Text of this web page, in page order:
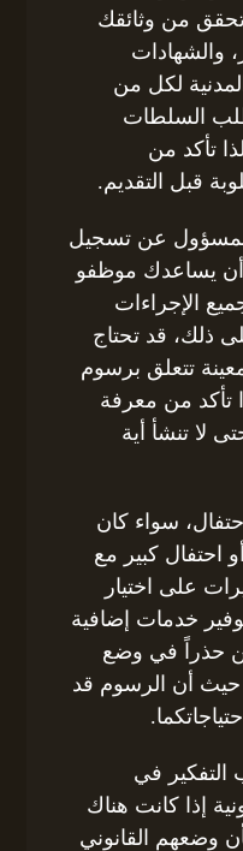
تحقق من وثائقك
والشهادات
لكل من
السلطات
تأكد من
قبل التقديم.
المسؤول عن تسجيل
يساعدك موظفو
الإجراءات
ذلك، قد تحتاج
تتعلق برسوم
تأكد من معرفة
لا تنشأ أية
سواء كان
كبير مع
على اختيار
خدمات إضافية
حذراً في وضع
حيث أن الرسوم قد
التفكير في
إذا كانت هناك
وضعهم القانوني